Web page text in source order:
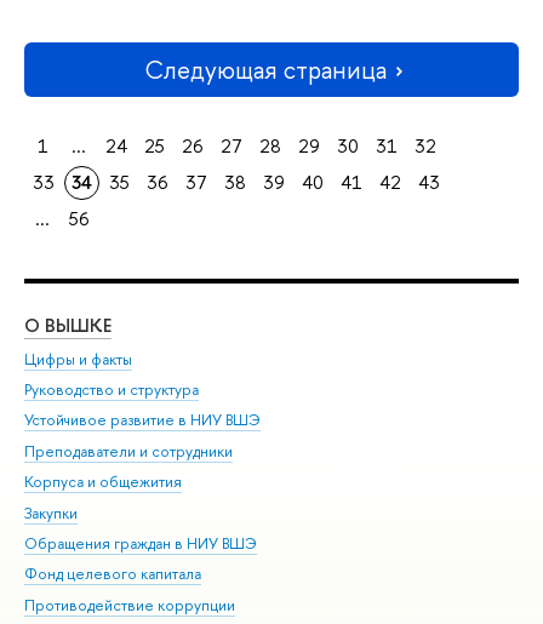
Следующая страница
1 ... 24 25 26 27 28 29 30 31
32
33
34 35 36 37 38 39 40 41 42
43
...
56
О ВЫШКЕ
Цифры и факты
Руководство и структура
Устойчивое развитие в НИУ ВШЭ
Преподаватели и сотрудники
Корпуса и общежития
Закупки
Обращения граждан в НИУ ВШЭ
Фонд целевого капитала
Противодействие коррупции